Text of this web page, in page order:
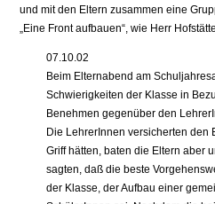
und mit den Eltern zusammen eine
„Eine Front aufbauen“, wie Herr
07.10.02
Beim Elternabend am
Schwierigkeiten der Klasse in
Benehmen gegenüber den
Die LehrerInnen versicherten den
Griff hätten, baten die Eltern aber
sagten, daß die beste
der Klasse, der Aufbau einer